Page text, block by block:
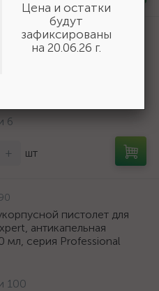
16-775
16-H (Р80), 775 мм, 30 м,
6
+ шт
пистолет для
антикапельная
мл, серия Professional
100
Цена и остатки
будут
зафиксированы
на 20.06.26 г.